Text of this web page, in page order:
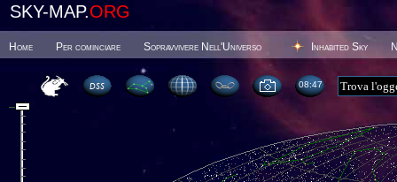
SKY-MAP.ORG
Home Per cominciare Sopravvivere Nell'Universo Inhabited Sky
08 47